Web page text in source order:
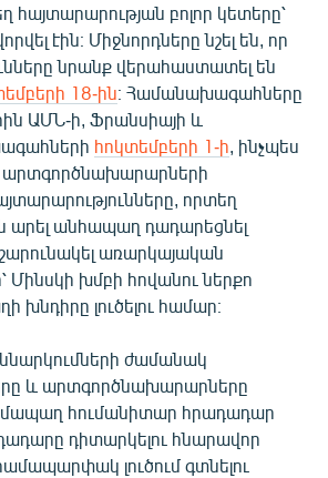
հայտարարության բոլոր կետերը՝
էին։ Միջնորդները նշել են, որ
նրանք վերահաստատել են
18-ին։ Համանախագահները
ԱՄՆ-ի, Ֆրանսիայի և
հոկտեմբերի 1-ի , ինչպես
արտգործնախարարների
որտեղ
արել անհապաղ դադարեցնել
շարունակել առարկայական
Մինսկի խմբի հովանու ներքո
խնդիրը լուծելու համար։
ժամանակ
և արտգործնախարարները
հումանիտար հրադադար
դիտարկելու հնարավոր
լուծում գտնելու